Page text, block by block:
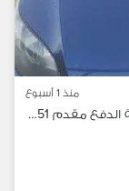
منذ 1 أسبوع
سيارة افيو للاستخدام الشخصي ٢٠١٩ الفئة التانية الدفع مقدم 01221129951